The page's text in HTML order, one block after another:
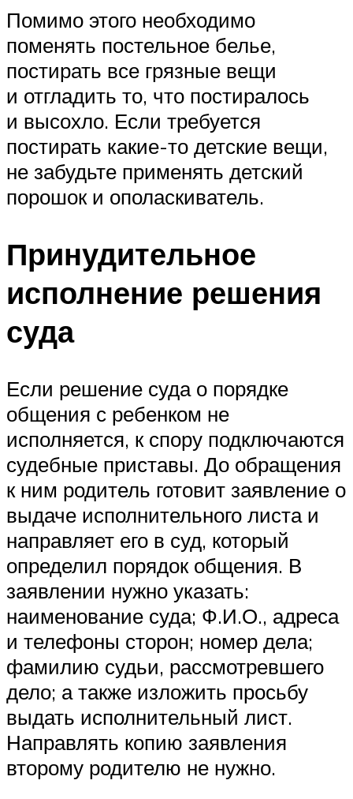
Помимо этого необходимо
поменять постельное белье,
постирать все грязные вещи
и отгладить то, что постиралось
и высохло. Если требуется
постирать какие-то детские вещи,
не забудьте применять детский
порошок и ополаскиватель.
Принудительное
исполнение решения
суда
Если решение суда о порядке
общения с ребенком не
исполняется, к спору подключаются
судебные приставы. До обращения
к ним родитель готовит заявление о
выдаче исполнительного листа и
направляет его в суд, который
определил порядок общения. В
заявлении нужно указать:
наименование суда; Ф.И.О., адреса
и телефоны сторон; номер дела;
фамилию судьи, рассмотревшего
дело; а также изложить просьбу
выдать исполнительный лист.
Направлять копию заявления
второму родителю не нужно.